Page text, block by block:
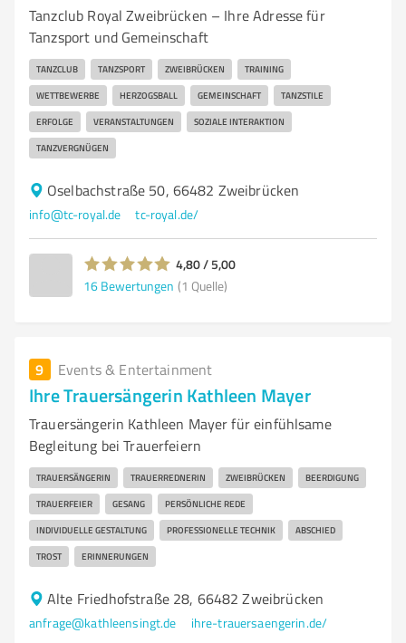
Tanzclub Royal Zweibrücken – Ihre Adresse für
Tanzsport und Gemeinschaft
TANZCLUB TANZSPORT ZWEIBRÜCKEN TRAINING
WETTBEWERBE HERZOGSBALL GEMEINSCHAFT TANZSTILE
ERFOLGE VERANSTALTUNGEN SOZIALE INTERAKTION
TANZVERGNÜGEN
Oselbachstraße 50, 66482 Zweibrücken
info@tc-royal.de tc-royal.de/
4,80 / 5,00
16 Bewertungen (1 Quelle)
9 Events & Entertainment
Ihre Trauersängerin Kathleen Mayer
Trauersängerin Kathleen Mayer für einfühlsame
Begleitung bei Trauerfeiern
TRAUERSÄNGERIN TRAUERREDNERIN ZWEIBRÜCKEN BEERDIGUNG
TRAUERFEIER GESANG PERSÖNLICHE REDE
INDIVIDUELLE GESTALTUNG PROFESSIONELLE TECHNIK ABSCHIED
TROST ERINNERUNGEN
Alte Friedhofstraße 28, 66482 Zweibrücken
anfrage@kathleensingt.de ihre-trauersaengerin.de/